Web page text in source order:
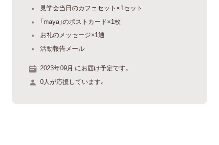
見学会当日のカフェセット×1セット
「maya」のポストカード×1枚
お礼のメッセージ×1通
活動報告メール
2023年09月 にお届け予定です。
0人が応援しています。